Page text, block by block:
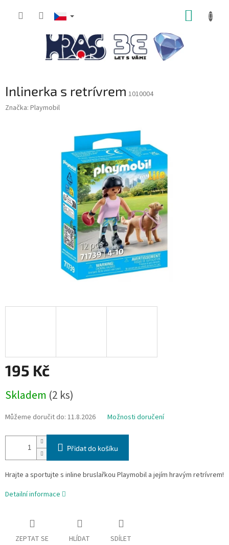
Inlinerka s retrívrem 1010004
Značka: Playmobil
195 Kč
cena:
Skladem (2 ks)
Můžeme doručit do: 11.8.2026 Možnosti doručení
Přidat do košíku
Hrajte a sportujte s inline bruslařkou Playmobil a jejím hravým retrívrem!
Detailní informace
ZEPTAT SE HLÍDAT SDÍLET